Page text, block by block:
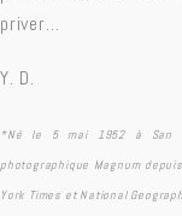
priver…
Y. D.
*Né le 5 mai 1952 à San
photographique Magnum
York Times et National